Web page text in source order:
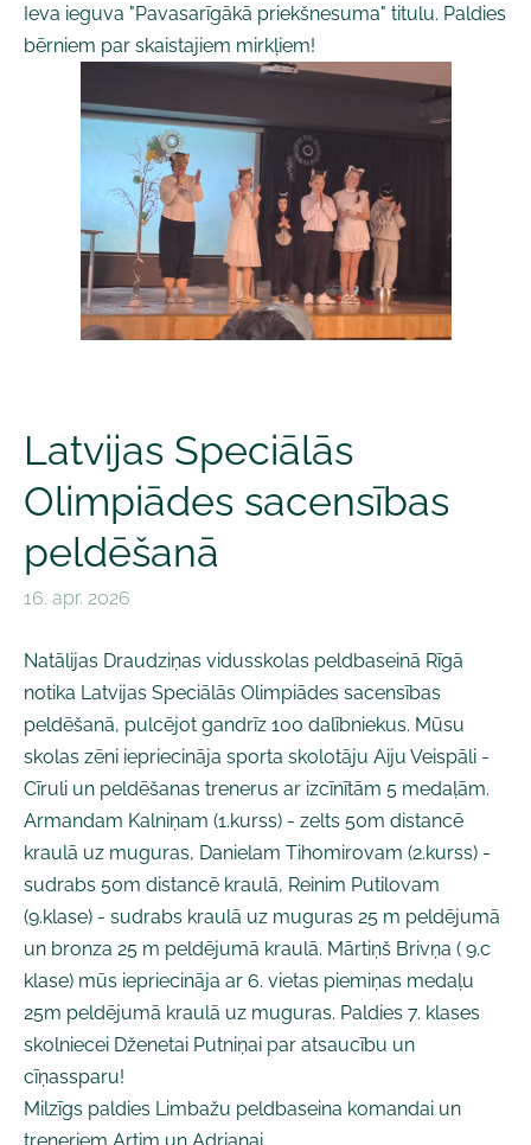
Ieva ieguva "Pavasarīgākā priekšnesuma" titulu. Paldies
bērniem par skaistajiem mirkļiem!
Latvijas Speciālās
Olimpiādes sacensības
peldēšanā
16. apr. 2026
Natālijas Draudziņas vidusskolas peldbaseinā Rīgā
notika Latvijas Speciālās Olimpiādes sacensības
peldēšanā, pulcējot gandrīz 100 dalībniekus. Mūsu
skolas zēni iepriecināja sporta skolotāju Aiju Veispāli -
Cīruli un peldēšanas trenerus ar izcīnītām 5 medaļām.
Armandam Kalniņam (1.kurss) - zelts 50m distancē
kraulā uz muguras, Danielam Tihomirovam (2.kurss) -
sudrabs 50m distancē kraulā, Reinim Putilovam
(9.klase) - sudrabs kraulā uz muguras 25 m peldējumā
un bronza 25 m peldējumā kraulā. Mārtiņš Brivņa ( 9.c
klase) mūs iepriecināja ar 6. vietas piemiņas medaļu
25m peldējumā kraulā uz muguras. Paldies 7. klases
skolniecei Dženetai Putniņai par atsaucību un
cīņassparu!
Milzīgs paldies Limbažu peldbaseina komandai un